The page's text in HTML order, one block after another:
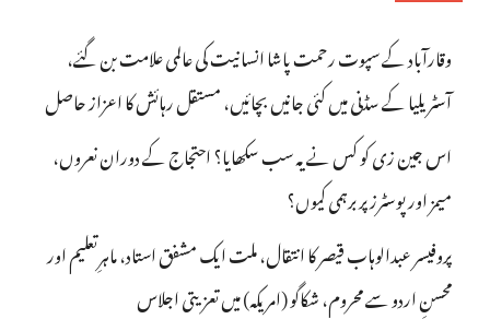
وقارآباد کے سپوت رحمت پاشا انسانیت کی عالمی علامت بن گئے،
آسٹریلیا کے سڈنی میں کئی جانیں بچائیں، مستقل رہائش کا اعزاز حاصل
اس جین زی کو کس نے یہ سب سکھایا؟ احتجاج کے دوران نعروں،
میمز اور پوسٹرز پر برہمی کیوں؟
پروفیسر عبدالوہاب قیصر کا انتقال، ملت ایک مشفق استاد، ماہرِتعلیم اور
محسنِ اردو سے محروم، شکاگو (امریکہ) میں تعزیتی اجلاس